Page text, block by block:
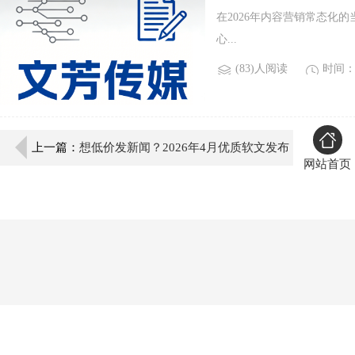
在2026年内容营销常态化
心...
(83)人阅读 时间
上一篇： 想低价发新闻？2026年4月优质软文发布
网站首页